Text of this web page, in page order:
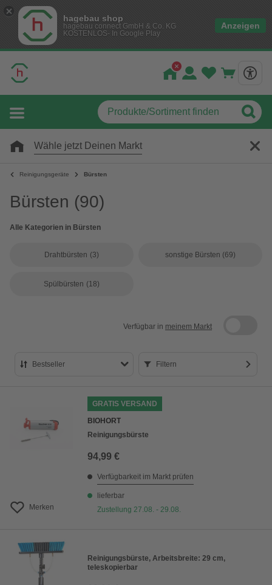
hagebau shop
hagebau connect GmbH & Co. KG
KOSTENLOS- In Google Play
Anzeigen
Wähle jetzt Deinen Markt
Reinigungsgeräte Bürsten
Bürsten (90)
Alle Kategorien in Bürsten
Drahtbürsten (3) sonstige Bürsten (69)
Spülbürsten (18)
Verfügbar in meinem Markt
Bestseller
Preis aufsteigend
Preis absteigend
Filtern
Merken
GRATIS VERSAND
BIOHORT
Reinigungsbürste
94,99 €
Verfügbarkeit im Markt prüfen
lieferbar
Zustellung 27.08. - 29.08.
Reinigungsbürste, Arbeitsbreite: 29 cm,
teleskopierbar